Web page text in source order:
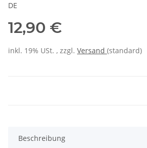
DE
12,90 €
inkl. 19% USt. , zzgl. Versand (standard)
Beschreibung